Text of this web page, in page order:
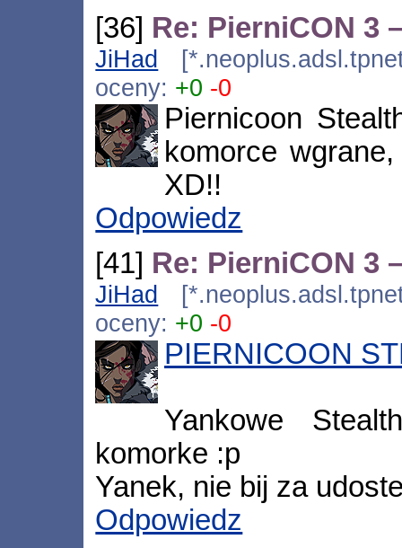
[36] Re: PierniCON 3
JiHad
oceny: +0 -0
Piernicoon
komorce
XD!!
Odpowiedz
[41] Re: PierniCON 3
JiHad
oceny: +0 -0
PIERNICOON
Yankowe
komorke :p
Yanek, nie bij za
Odpowiedz